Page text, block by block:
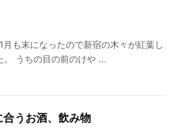
月も末になったので新宿の木々が紅葉し
。 うちの目の前のけや ...
合うお酒、飲み物